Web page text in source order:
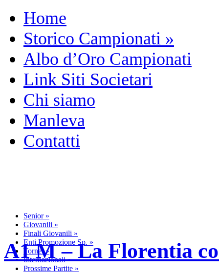
Home
Storico Campionati »
Albo d’Oro Campionati
Link Siti Societari
Chi siamo
Manleva
Contatti
Senior»
Giovanili »
Finali Giovanili »
Enti Promozione Sp. »
Tornei»
Internazionali»
Prossime Partite »
A1 M – La Florentia